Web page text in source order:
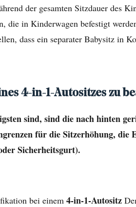
der gesamten Sitzdauer des
die in Kinderwagen befestigt
dass ein separater Babysitz in
4-in-1-Autositzes zu
sind, sind die nach hinten
für die Sitzerhöhung, die
Sicherheitsgurt).
bei einem 4-in-1-Autositz